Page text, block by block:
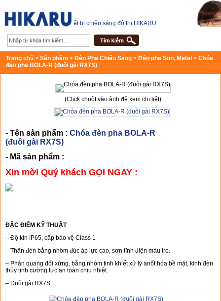
Thiết bị chiếu sáng đô thị HIKARU
Trang chủ > Sản phẩm > Đèn Pha Chiếu Sáng > Đèn pha Son, Metal > Chóa
đèn pha BOLA-R (đuôi gài RX7S)
(Click chuột vào ảnh để xem chi tiết)
- Tên sản phẩm : Chóa đèn pha BOLA-R
(đuôi gài RX7S)
- Mã sản phẩm :
Xin mời Quý khách GỌI NGAY :
ĐẶC ĐIỂM KỸ THUẬT
– Độ kín IP65, cấp bảo vệ Class 1
– Thân đèn bằng nhôm đúc áp lực cao, sơn tĩnh điện màu tro.
– Phản quang đối xứng, bằng nhôm tinh khiết xữ lý anốt hóa bề mặt, kính đèn
thủy tinh cường lực an toàn chịu nhiệt.
– Đuôi gài RX7S.